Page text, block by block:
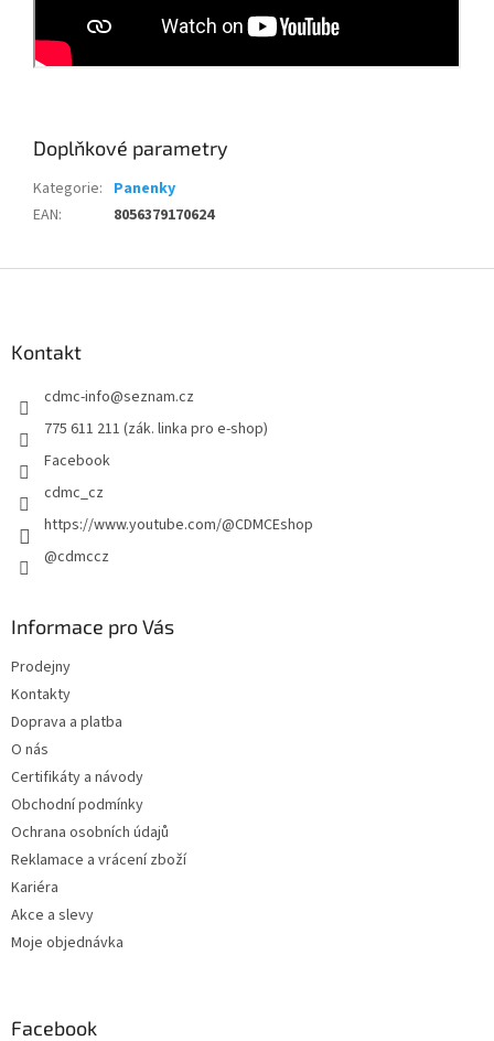
Doplňkové parametry
Kategorie: Panenky
EAN: 8056379170624
Kontakt
cdmc-info@seznam.cz
775 611 211 (zák. linka pro e-shop)
Facebook
cdmc_cz
https://www.youtube.com/@CDMCEshop
@cdmccz
Informace pro Vás
Prodejny
Kontakty
Doprava a platba
O nás
Certifikáty a návody
Obchodní podmínky
Ochrana osobních údajů
Reklamace a vrácení zboží
Kariéra
Akce a slevy
Moje objednávka
Facebook